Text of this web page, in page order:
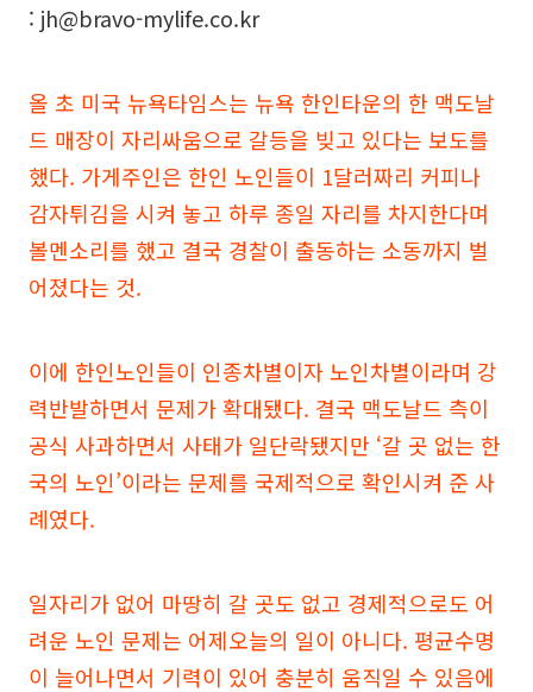
: jh@bravo-mylife.co.kr
올 초 미국 뉴욕타임스는 뉴욕 한인타운의 한 맥도날
드 매장이 자리싸움으로 갈등을 빚고 있다는 보도를
했다. 가게주인은 한인 노인들이 1달러짜리 커피나
감자튀김을 시켜 놓고 하루 종일 자리를 차지한다며
볼멘소리를 했고 결국 경찰이 출동하는 소동까지 벌
어졌다는 것.
이에 한인노인들이 인종차별이자 노인차별이라며 강
력반발하면서 문제가 확대됐다. 결국 맥도날드 측이
공식 사과하면서 사태가 일단락됐지만 ‘갈 곳 없는 한
국의 노인’이라는 문제를 국제적으로 확인시켜 준 사
례였다.
일자리가 없어 마땅히 갈 곳도 없고 경제적으로도 어
려운 노인 문제는 어제오늘의 일이 아니다. 평균수명
이 늘어나면서 기력이 있어 충분히 움직일 수 있음에